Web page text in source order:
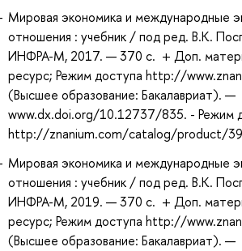
Мировая экономика и международные
отношения : учебник / под ред. В.К.
ИНФРА-М, 2017. — 370 с. + Доп.
ресурс; Режим доступа http://
(Высшее образование: Бакалавриат). —
www.dx.doi.org/10.12737/835. - Режим
http://znanium.com/catalog/product/
Мировая экономика и международные
отношения : учебник / под ред. В.К.
ИНФРА-М, 2019. — 370 с. + Доп.
ресурс; Режим доступа http://
(Высшее образование: Бакалавриат). —